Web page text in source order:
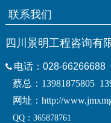
联系我们
四川景明工程咨询有
电话： 028-66266688
蔡总：13981875805
网址： http://
QQ：365878761